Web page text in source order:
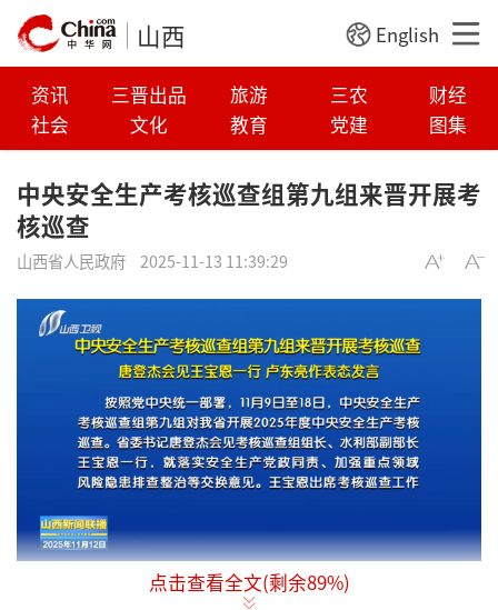
山西 English
资讯 三晋出品 旅游 三农
财经
社会
文化 教育 党建 图集
中央安全生产考核巡查组第九组来晋开展考
核巡查
山西省人民政府 2025-11-13 11:39:29
按照党中央统一部署，11月9日至18日，中
点击查看全文(剩余89%)